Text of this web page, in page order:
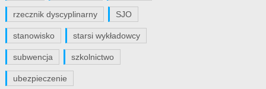
rzecznik dyscyplinarny SJO
stanowisko starsi wykładowcy
subwencja szkolnictwo
ubezpieczenie